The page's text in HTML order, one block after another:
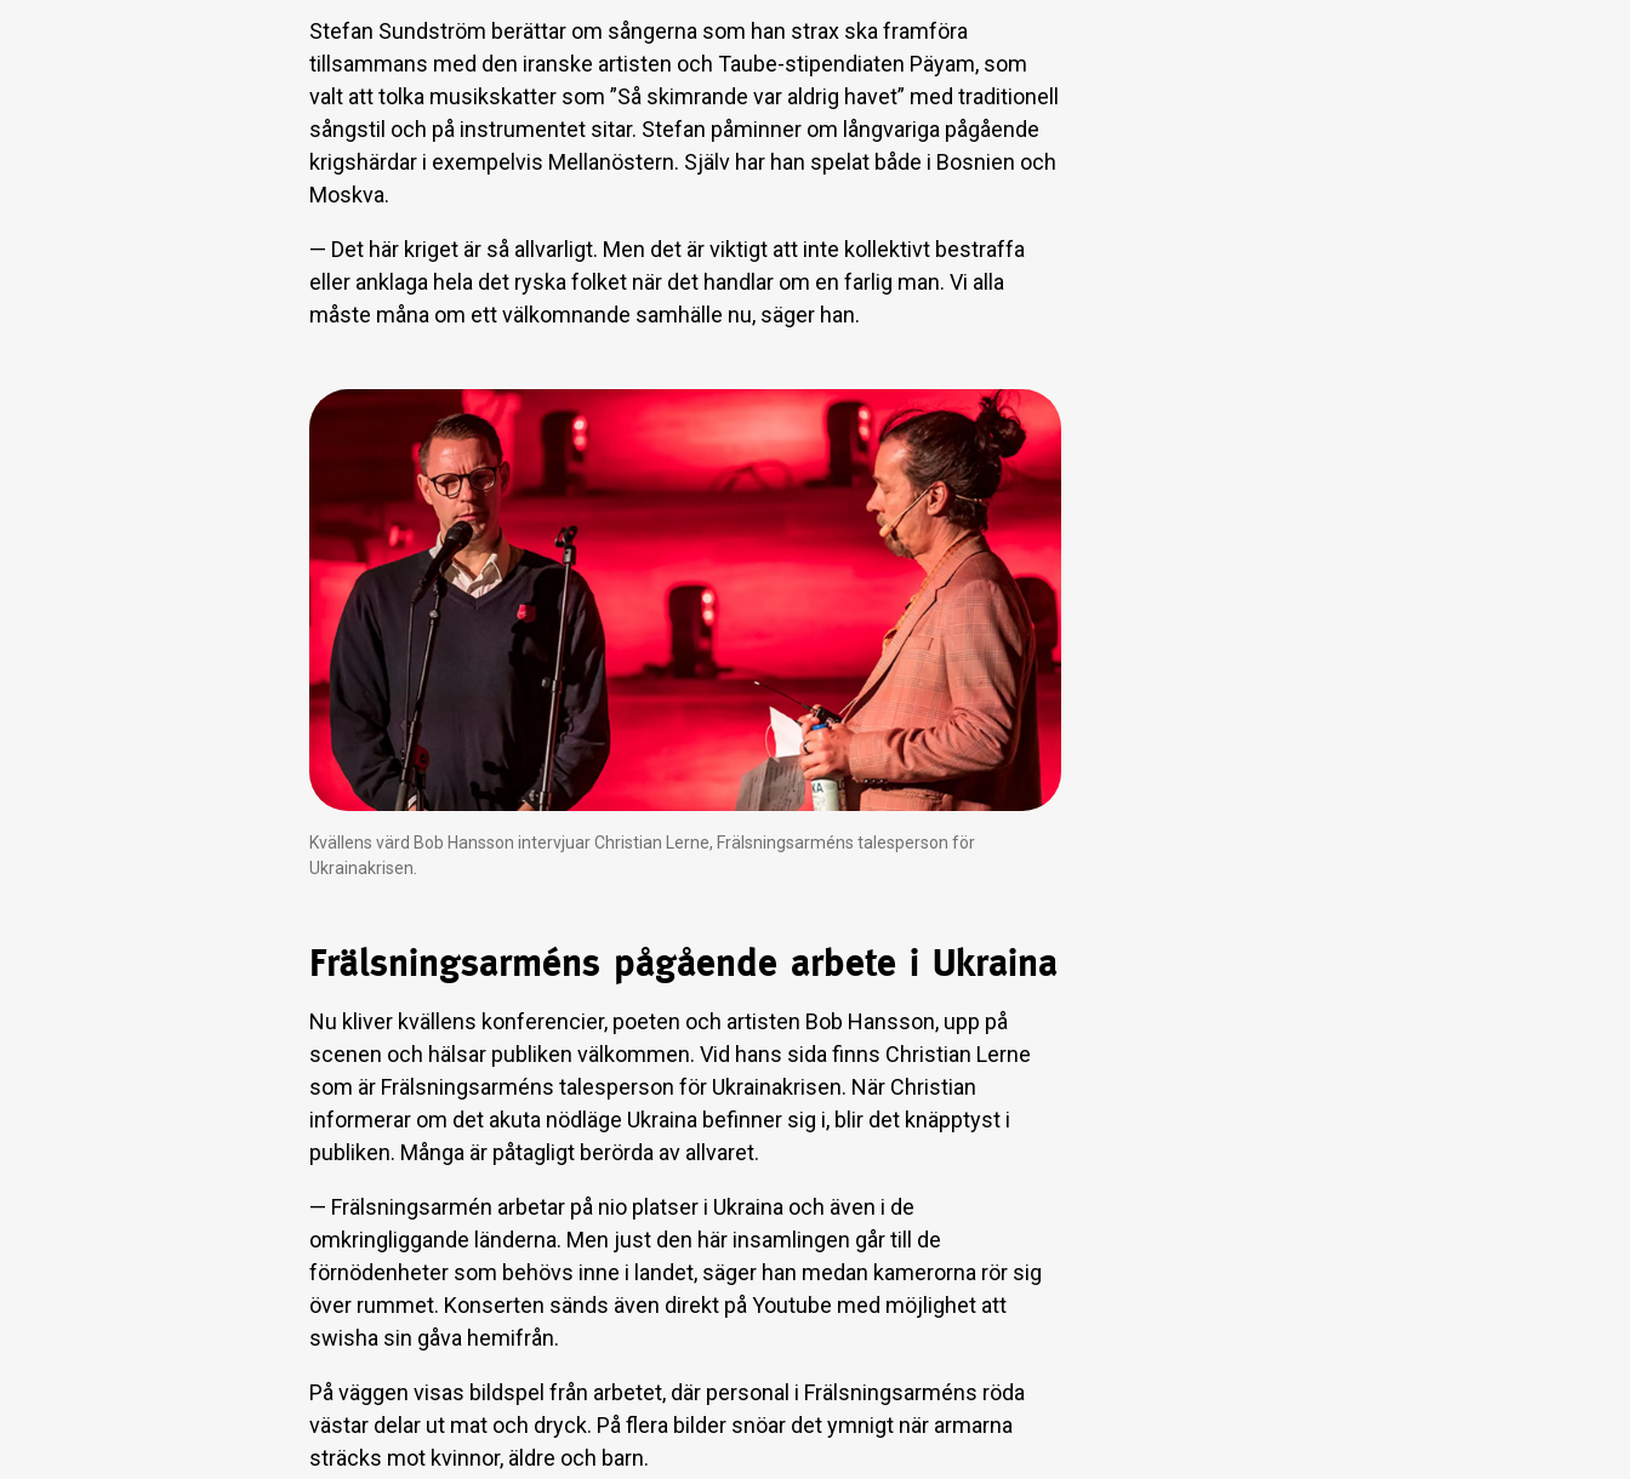
Stefan Sundström berättar om sångerna som han strax ska framföra
tillsammans med den iranske artisten och Taube-stipendiaten Päyam, som
valt att tolka musikskatter som ”Så skimrande var aldrig havet” med traditionell
sångstil och på instrumentet sitar. Stefan påminner om långvariga pågående
krigshärdar i exempelvis Mellanöstern. Själv har han spelat både i Bosnien och
Moskva.
— Det här kriget är så allvarligt. Men det är viktigt att inte kollektivt bestraffa
eller anklaga hela det ryska folket när det handlar om en farlig man. Vi alla
måste måna om ett välkomnande samhälle nu, säger han.
Kvällens värd Bob Hansson intervjuar Christian Lerne, Frälsningsarméns talesperson för
Ukrainakrisen.
Frälsningsarméns pågående arbete i Ukraina
Nu kliver kvällens konferencier, poeten och artisten Bob Hansson, upp på
scenen och hälsar publiken välkommen. Vid hans sida finns Christian Lerne
som är Frälsningsarméns talesperson för Ukrainakrisen. När Christian
informerar om det akuta nödläge Ukraina befinner sig i, blir det knäpptyst i
publiken. Många är påtagligt berörda av allvaret.
— Frälsningsarmén arbetar på nio platser i Ukraina och även i de
omkringliggande länderna. Men just den här insamlingen går till de
förnödenheter som behövs inne i landet, säger han medan kamerorna rör sig
över rummet. Konserten sänds även direkt på Youtube med möjlighet att
swisha sin gåva hemifrån.
På väggen visas bildspel från arbetet, där personal i Frälsningsarméns röda
västar delar ut mat och dryck. På flera bilder snöar det ymnigt när armarna
sträcks mot kvinnor, äldre och barn.